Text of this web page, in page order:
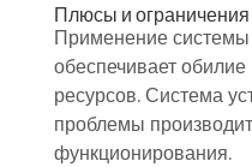
Плюсы и ограничения
Применение системы
обеспечивает
ресурсов. Система
проблемы
функционирования.